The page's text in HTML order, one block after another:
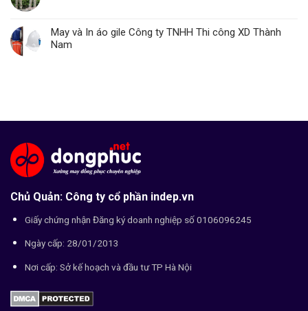
May và In áo gile Công ty TNHH Thi công XD Thành
Nam
Chủ Quản: Công ty cổ phần indep.vn
Giấy chứng nhận Đăng ký doanh nghiệp số 0106096245
Ngày cấp: 28/01/2013
Nơi cấp: Sở kế hoạch và đầu tư TP Hà Nội